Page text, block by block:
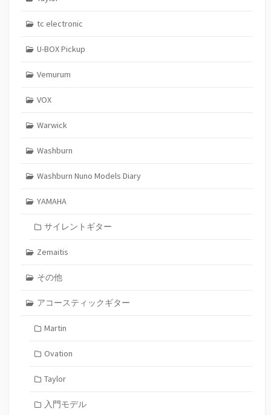
tc electronic
U-BOX Pickup
Vemurum
VOX
Warwick
Washburn
Washburn Nuno Models Diary
YAMAHA
サイレントギター
Zemaitis
その他
アコースティックギター
Martin
Ovation
Taylor
入門モデル